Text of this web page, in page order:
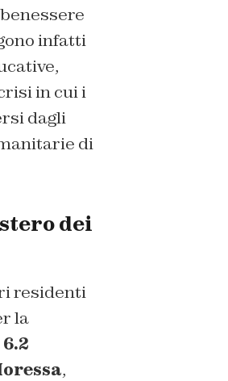
infatti
in cui i
dagli
di
dei
residenti
la
6.2
,